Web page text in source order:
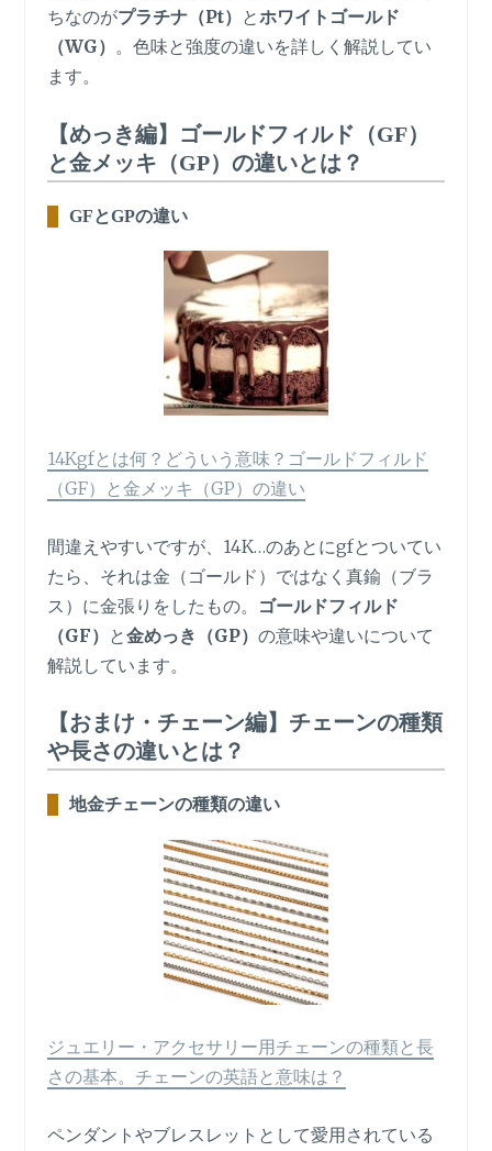
ちなのがプラチナ（Pt） とホワイトゴールド
（WG） 。色味と強度の違いを詳しく解説してい
ます。
【めっき編】ゴールドフィルド（GF）
と金メッキ（GP）の違いとは？
GFとGPの違い
14Kgfとは何？どういう意味？ゴールドフィルド
（GF）と金メッキ（GP）の違い
間違えやすいですが、14K…のあとにgfとついてい
たら、それは金（ゴールド）ではなく真鍮（ブラ
ス）に金張りをしたもの。 ゴールドフィルド
（GF） と金めっき（GP）の意味や違いについて
解説しています。
【おまけ・チェーン編】チェーンの種類
や長さの違いとは？
地金チェーンの種類の違い
ジュエリー・アクセサリー用チェーンの種類と長
さの基本。チェーンの英語と意味は？
ペンダントやブレスレットとして愛用されている